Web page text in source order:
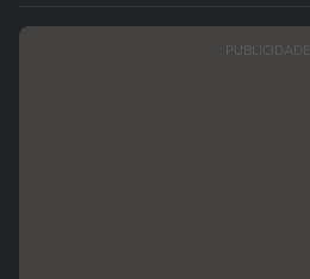
PUBLICIDADE